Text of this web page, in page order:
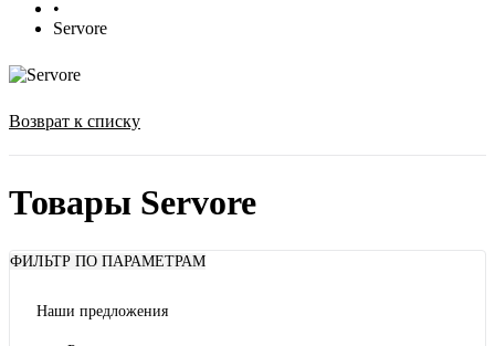
•
Servore
Возврат к списку
Товары Servore
ФИЛЬТР ПО ПАРАМЕТРАМ
Наши предложения